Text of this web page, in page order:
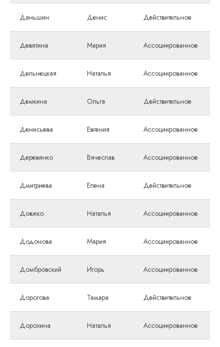
Даньшин Денис Действительное
Девятина Мария Ассоциированное
Дельнецкая Наталья Ассоциированное
Демкина Ольга Действительное
Денисьева Евгения Ассоциированное
Деревянко Вячеслав Ассоциированное
Дмитриева Елена Действительное
Довжко Наталья Ассоциированное
Додонова Мария Ассоциированное
Домбровский Игорь Ассоциированное
Дорогова Тамара Действительное
Дорохина Наталья Ассоциированное